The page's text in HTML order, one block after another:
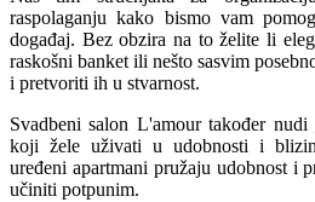
raspolaganju kako bismo vam
događaj. Bez obzira na to želite li
raskošni banket ili nešto sasvim
i pretvoriti ih u stvarnost.
Svadbeni salon L'amour također nudi
koji žele uživati u udobnosti i
uređeni apartmani pružaju udobnost i
učiniti potpunim.